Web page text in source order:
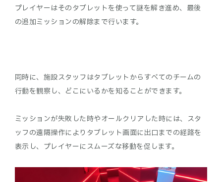
プレイヤーはそのタブレットを使って謎を解き進め、最後
の追加ミッションの解除まで行います。
同時に、施設スタッフはタブレットからすべてのチームの
行動を観察し、どこにいるかを知ることができます。
ミッションが失敗した時やオールクリアした時には、スタ
ッフの遠隔操作によりタブレット画面に出口までの経路を
表示し、プレイヤーにスムーズな移動を促します。